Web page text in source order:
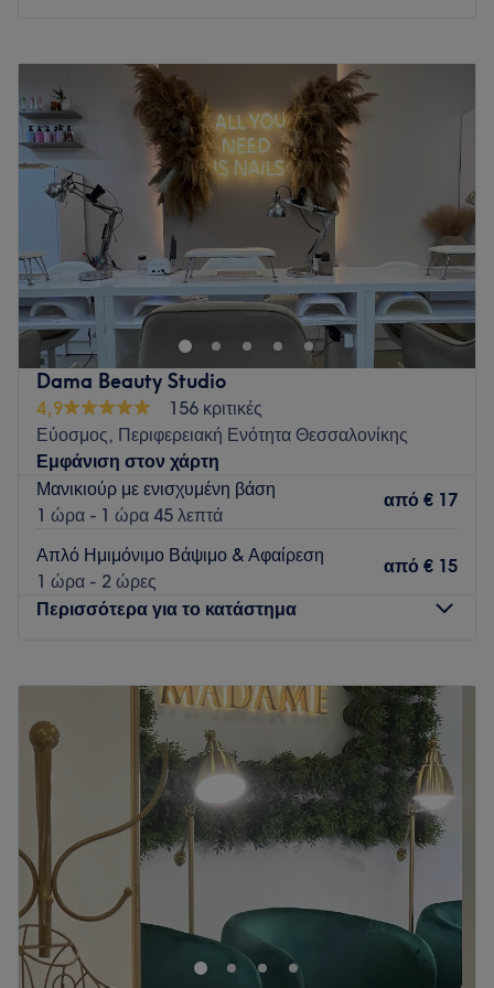
11:00
Τετάρτη
12:00–
Πέμπτη
11:00
Παρασκευή
11:00
Σάββατο
Κυριακή
Κλειστό
Go to venue
Dama Beauty Studio
4,9
156 κριτικές
Εύοσμος, Περιφερειακή Ενότητα Θεσσαλονίκης
Εμφάνιση στον χάρτη
Μανικιούρ με ενισχυμένη βάση
1 ώρα - 1 ώρα 45 λεπτά
από € 17
Απλό Ημιμόνιμο Βάψιμο & Αφαίρεση
1 ώρα - 2 ώρες
από € 15
Περισσότερα για το κατάστημα
09:00 –21:00
Τετάρτη
09:00 –21:00
Πέμπτη
09:00–21:00
Παρασκευή
09:00–21:00
Σάββατο
09:00–17:00
Κυριακή
Κλειστό
Το Dama beauty studio είναι ένας χώρος ομορφιάς που
βρίσκεται στον Εύοσμο. Εξειδικεύεται στις υπηρεσίες
ονυχοπλαστικής, προσφέροντας στους πελάτες του μια
μοναδική εμπειρία περιποίησης.